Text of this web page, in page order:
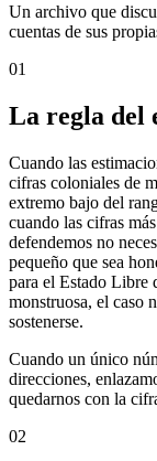
Un archivo que
cuentas de sus
01
La regla del
Cuando las
cifras coloniales de
extremo bajo del
cuando las cifras
defendemos no
pequeño que sea
para el Estado Libre
monstruosa, el caso
sostenerse.
Cuando un único
direcciones,
quedarnos con la
02